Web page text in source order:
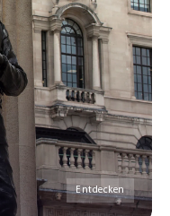
Entdecken